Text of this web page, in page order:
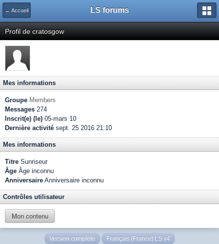
← Accueil LS forums
Profil de cratosgow
Mes informations
Groupe Members
Messages 274
Inscrit(e) (le) 05-mars 10
Dernière activité sept. 25 2016 21:10
Mes informations
Titre Sunriseur
Âge Âge inconnu
Anniversaire Anniversaire inconnu
Contrôles utilisateur
Mon contenu
Version complète Français (France) LS v4